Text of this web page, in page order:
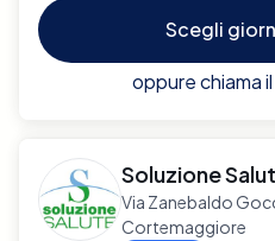
Scegli
oppure chiama il
Soluzione
Via Zanebaldo
Cortemaggiore